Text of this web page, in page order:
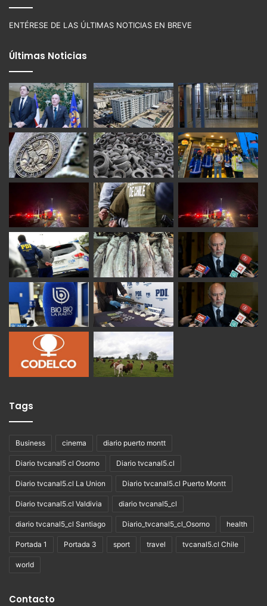
ENTÉRESE DE LAS ÚLTIMAS NOTICIAS EN BREVE
Últimas Noticias
Tags
Business cinema diario puerto montt
Diario tvcanal5 cl Osorno Diario tvcanal5.cl
Diario tvcanal5.cl La Union Diario tvcanal5.cl Puerto Montt
Diario tvcanal5.cl Valdivia diario tvcanal5_cl
diario tvcanal5_cl Santiago Diario_tvcanal5_cl_Osorno health
Portada 1 Portada 3 sport travel tvcanal5.cl Chile
world
Contacto